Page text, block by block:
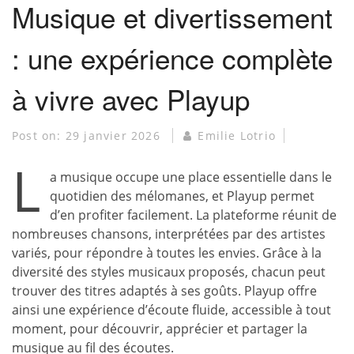
Musique et divertissement
: une expérience complète
à vivre avec Playup
Post on: 29 janvier 2026 Emilie Lotrio
L a musique occupe une place essentielle dans le
quotidien des mélomanes, et Playup permet
d’en profiter facilement. La plateforme réunit de
nombreuses chansons, interprétées par des artistes
variés, pour répondre à toutes les envies. Grâce à la
diversité des styles musicaux proposés, chacun peut
trouver des titres adaptés à ses goûts. Playup offre
ainsi une expérience d’écoute fluide, accessible à tout
moment, pour découvrir, apprécier et partager la
musique au fil des écoutes.